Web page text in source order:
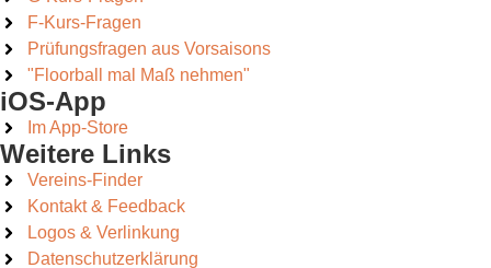
F-Kurs-Fragen
Prüfungsfragen aus Vorsaisons
"Floorball mal Maß nehmen"
iOS-App
Im App-Store
Weitere Links
Vereins-Finder
Kontakt & Feedback
Logos & Verlinkung
Datenschutzerklärung